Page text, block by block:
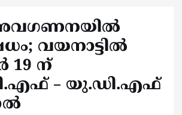
അവഗണനയിൽ
വയനാട്ടിൽ
19 ന്
– യു.ഡി.എഫ്